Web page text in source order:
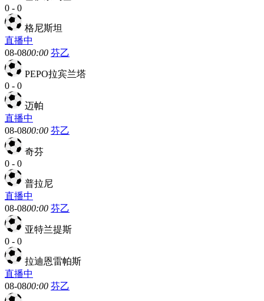
0 - 0
格尼斯坦
直播中
08-0800:00 芬乙
PEPO拉宾兰塔
0 - 0
迈帕
直播中
08-0800:00 芬乙
奇芬
0 - 0
普拉尼
直播中
08-0800:00 芬乙
亚特兰提斯
0 - 0
拉迪恩雷帕斯
直播中
08-0800:00 芬乙